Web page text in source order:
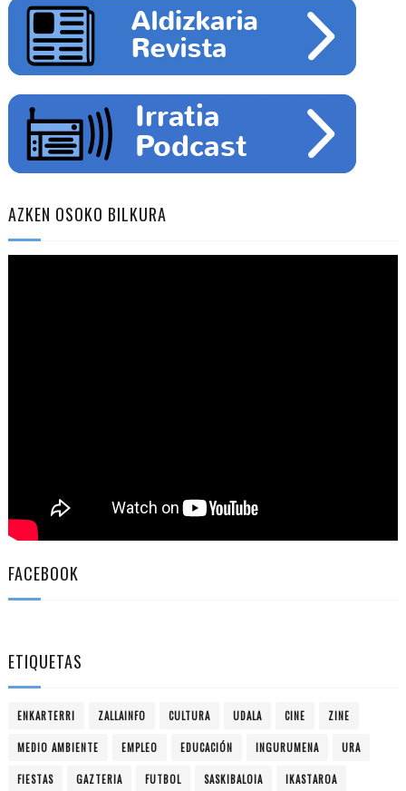
AZKEN OSOKO BILKURA
FACEBOOK
ETIQUETAS
ENKARTERRI ZALLAINFO CULTURA UDALA CINE ZINE
MEDIO AMBIENTE EMPLEO EDUCACIÓN INGURUMENA URA
FIESTAS GAZTERIA FUTBOL SASKIBALOIA IKASTAROA